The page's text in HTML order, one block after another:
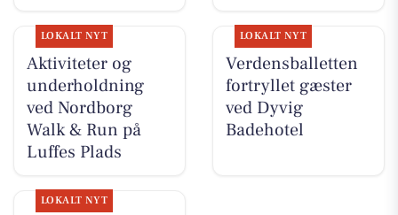
LOKALT NYT
Aktiviteter og
underholdning
ved Nordborg
Walk & Run på
Luffes Plads
LOKALT NYT
Verdensballetten
fortryllet gæster
ved Dyvig
Badehotel
LOKALT NYT